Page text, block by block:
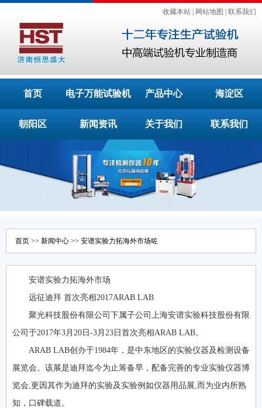
收藏本站 网站地图 联系我们
首页 电子万能试验机 产品中心 海淀区
朝阳区 新闻资讯 关于我们 联系我们
首页 >> 新闻中心 >> 安谱实验力拓海外市场咗
安谱实验力拓海外市场
远征迪拜 首次亮相2017ARAB LAB
聚光科技股份有限公司下属子公司上海安谱实验科技股份有限
公司于2017年3月20日-3月23日首次亮相ARAB LAB。
ARAB LAB创办于1984年，是中东地区的实验仪器及检测设备
展览会。该展是迪拜迄今为止筹备早，配备完善的专业实验仪器博
览会,更因其作为迪拜的实验及实验例如仪器用品展,而为业内所熟
知，口碑载道。